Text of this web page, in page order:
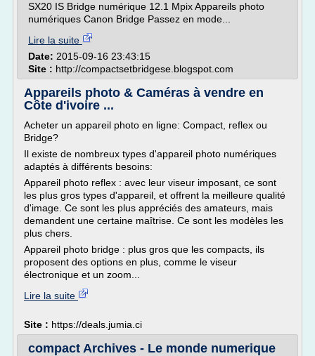
SX20 IS Bridge numérique 12.1 Mpix Appareils photo
numériques Canon Bridge Passez en mode...
Lire la suite
Date: 2015-09-16 23:43:15
Site : http://compactsetbridgese.blogspot.com
Appareils photo & Caméras à vendre en
Côte d'ivoire ...
Acheter un appareil photo en ligne: Compact, reflex ou
Bridge?
Il existe de nombreux types d'appareil photo numériques
adaptés à différents besoins:
Appareil photo reflex : avec leur viseur imposant, ce sont
les plus gros types d'appareil, et offrent la meilleure qualité
d'image. Ce sont les plus appréciés des amateurs, mais
demandent une certaine maîtrise. Ce sont les modèles les
plus chers.
Appareil photo bridge : plus gros que les compacts, ils
proposent des options en plus, comme le viseur
électronique et un zoom...
Lire la suite
Site : https://deals.jumia.ci
compact Archives - Le monde numerique